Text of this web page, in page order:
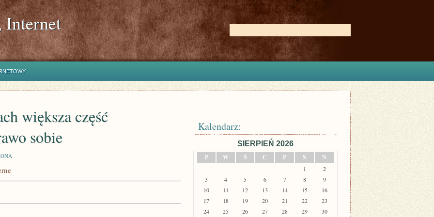
Internet
większa część
sobie
Kalendarz:
SIERPIEŃ 2026
P
W Ś C P S N
1
2
3
4 5 6 7 8
9
10
11 12 13 14 15
16
17
18 19 20 21 22
23
24
25 26 27 28 29
30